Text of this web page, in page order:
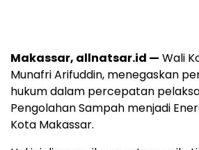
Makassar, allnatsar.id — Wali
Munafri Arifuddin, menegaskan
hukum dalam percepatan
Pengolahan Sampah menjadi
Kota Makassar.